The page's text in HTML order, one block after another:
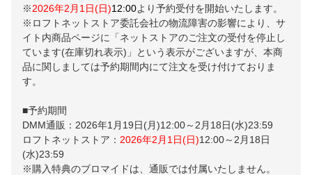
※2026年2月1日(日)12:00より予約受付を開始いたします。
※ロフトネットストア委託会社の物流障害の影響により、サ
イト内商品ページに「ネットストアのご注文の受付を停止し
ています(在庫切れ表示)」という表示がございますが、本商
品に関しましては予約期間内にて注文を受け付けておりま
す。
■予約期間
DMM通販：2026年1月19日(月)12:00～2月18日(水)23:59
ロフトネットストア： 2026年2月1日(日)12:00～2月18日
(水)23:59
※購入特典のブロマイドは、通販では付属いたしません。